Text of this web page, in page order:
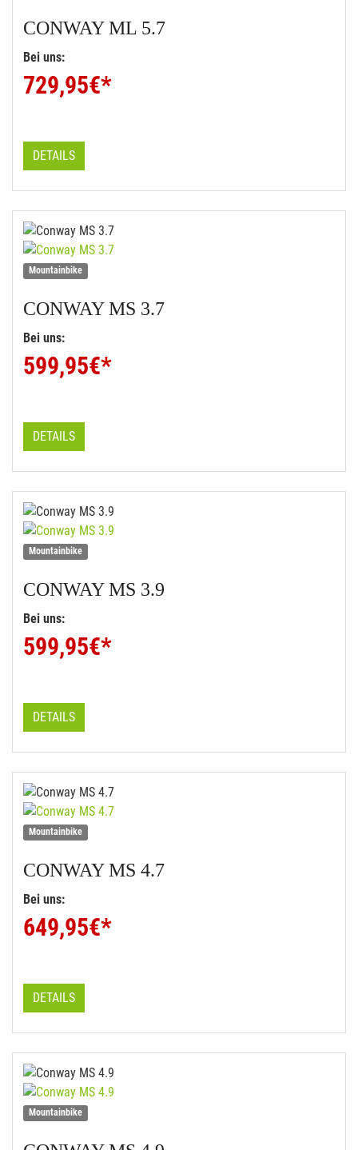
CONWAYML 5.7
Bei uns:
729,95€*
DETAILS
Mountainbike
CONWAYMS 3.7
Bei uns:
599,95€*
DETAILS
Mountainbike
CONWAYMS 3.9
Bei uns:
599,95€*
DETAILS
Mountainbike
CONWAYMS 4.7
Bei uns:
649,95€*
DETAILS
Mountainbike